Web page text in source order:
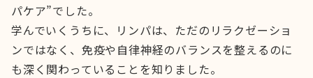
パケア”でした。
学んでいくうちに、リンパは、ただのリラクゼーショ
ンではなく、免疫や自律神経のバランスを整えるのに
も深く関わっていることを知りました。